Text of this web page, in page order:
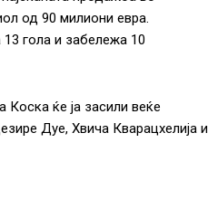
од 90 милиони евра.
гола и забележа 10
Коска ќе ја засили веќе
Дуе, Хвича Кварацхелија и